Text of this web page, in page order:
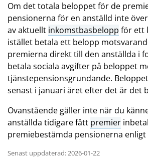
Om det totala beloppet för de
pensionerna för en anställd inte
av aktuellt inkomstbasbelopp för ett
istället betala ett belopp
premierna direkt till den anställda i
betala sociala avgifter på beloppet
tjänstepensionsgrundande.
senast i januari året efter det år det
Ovanstående gäller inte när du
anställda tidigare fått premier
premiebestämda pensionerna enligt
Senast uppdaterad: 2026-01-22